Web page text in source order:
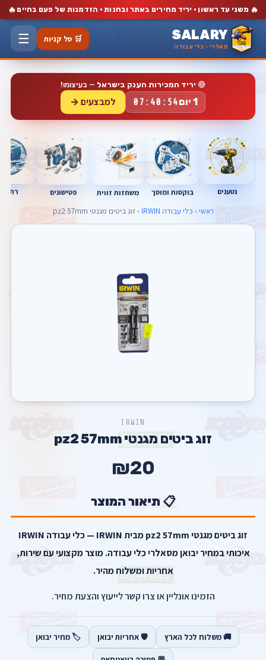
🔥 משני עד ראשון · יריד מחירים באתר ובחנות · הזדמנות של פעם בחיים 🔥
SALARY
סאלרי · כלי עבודה
🛒 סל קניות ☰
🔴 יריד המכירות הענק בישראל — בעיצומו!
1 יום 07:40:54 למבצעים →
נטענים בוקסות ומוסך משחזות זווית פטישונים
ראשי › כלי עבודה IRWIN › זוג ביטים מגנטי pz2 57mm
IRWIN
זוג ביטים מגנטי pz2 57mm
₪20
📋 תיאור המוצר
זוג ביטים מגנטי pz2 57mm מבית IRWIN — כלי עבודה IRWIN
איכותי במחיר יבואן מסאלרי כלי עבודה. מוצר מקצועי עם שירות,
אחריות ומשלוח מהיר.
הזמינו אונליין או צרו קשר לייעוץ והצעת מחיר.
🚚 משלוח לכל הארץ 🛡️ אחריות יבואן 🏷️ מחיר יבואן